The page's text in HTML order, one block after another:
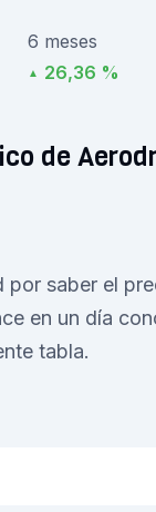
6 meses
▲ 26,36 %
de
por saber el
en un día
tabla.